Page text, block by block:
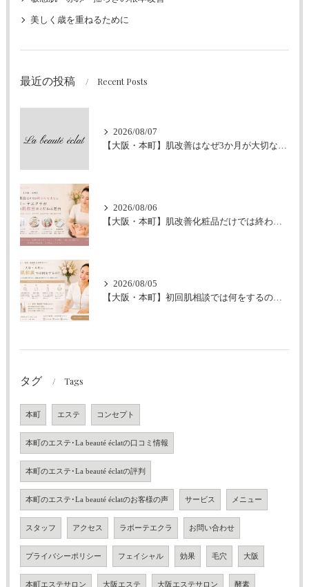
美しく歳を重ねるために
最近の投稿 Recent Posts
2026/08/07
【大阪・本町】肌改善はなぜ3か月が大切なの？｜シミ・肝斑・敏感肌改善専門サロン
2026/08/06
【大阪・本町】肌改善化粧品だけでは終わらせません｜ラボーテエクラが伴走型の肌改善にこだわる理由
2026/08/05
【大阪・本町】初回肌相談では何をするの？｜シミ・肝斑・敏感肌改善専門サロン
タグ Tags
本町 エステ コンセプト
本町のエステ･La beauté éclatの口コミ情報
本町のエステ･La beauté éclatの評判
本町のエステ･La beauté éclatのお客様の声 サービス メニュー
スタッフ アクセス ラボーテエクラ お問い合わせ
プライバシーポリシー フェイシャル 効果 毛穴 大阪
本町エステサロン 大阪エステ 大阪エステサロン 酵素